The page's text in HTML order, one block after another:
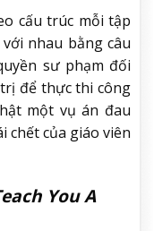
cấu trúc mỗi tập
nhau bằng câu
sư phạm đối
để thực thi công
một vụ án đau
chết của giáo viên
You A